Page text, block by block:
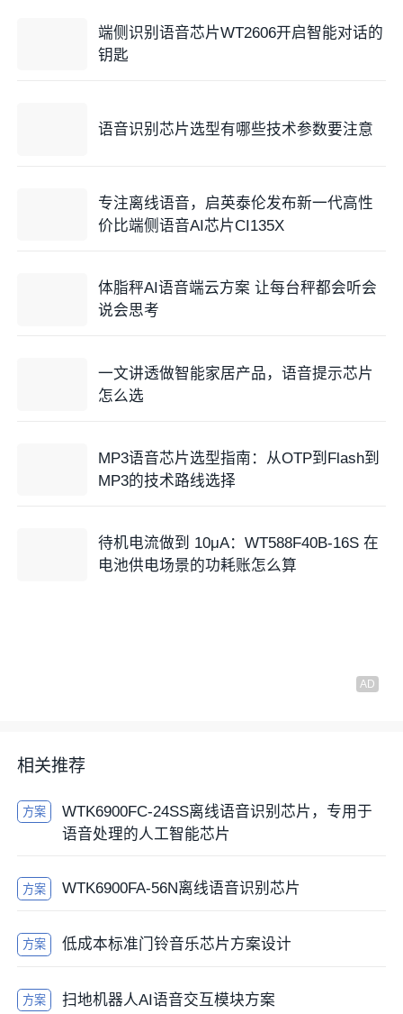
端侧识别语音芯片WT2606开启智能对话的
钥匙
语音识别芯片选型有哪些技术参数要注意
专注离线语音，启英泰伦发布新一代高性
价比端侧语音AI芯片CI135X
体脂秤AI语音端云方案 让每台秤都会听会
说会思考
一文讲透做智能家居产品，语音提示芯片
怎么选
MP3语音芯片选型指南：从OTP到Flash到
MP3的技术路线选择
待机电流做到 10μA：WT588F40B-16S 在
电池供电场景的功耗账怎么算
相关推荐
方案
WTK6900FC-24SS离线语音识别芯片，专用于
语音处理的人工智能芯片
方案 WTK6900FA-56N离线语音识别芯片
方案 低成本标准门铃音乐芯片方案设计
方案 扫地机器人AI语音交互模块方案